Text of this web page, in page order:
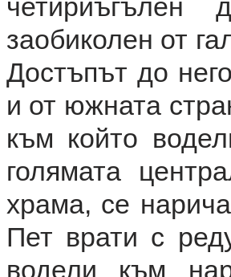
заобиколен от
Достъпът до
и от южната
към който
голямата
храма, се
Пет врати с
водели към